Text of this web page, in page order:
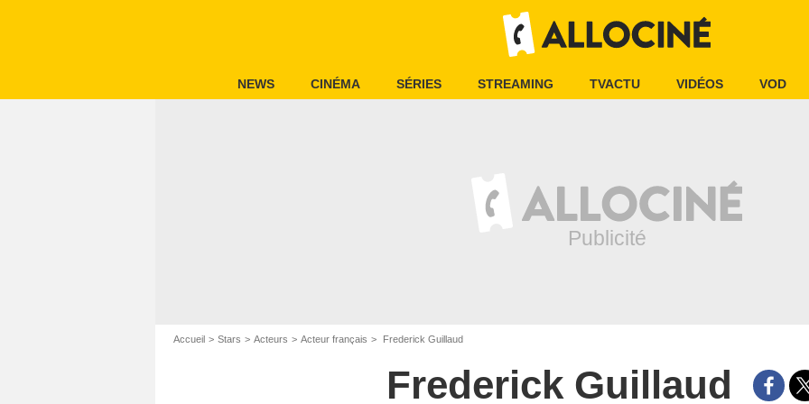
NEWS CINÉMA SÉRIES STREAMING TVACTU VIDÉOS VOD
Accueil Stars Acteurs Acteur français Frederick Guillaud
Frederick Guillaud